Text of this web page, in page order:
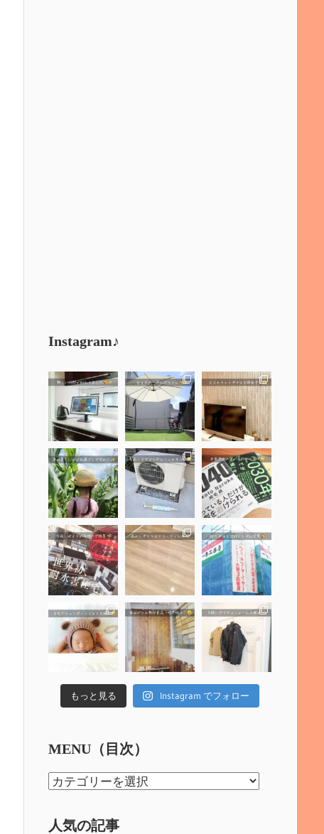
Instagram♪
もっと見る Instagram でフォロー
MENU（目次）
MENU（目
人気の記事